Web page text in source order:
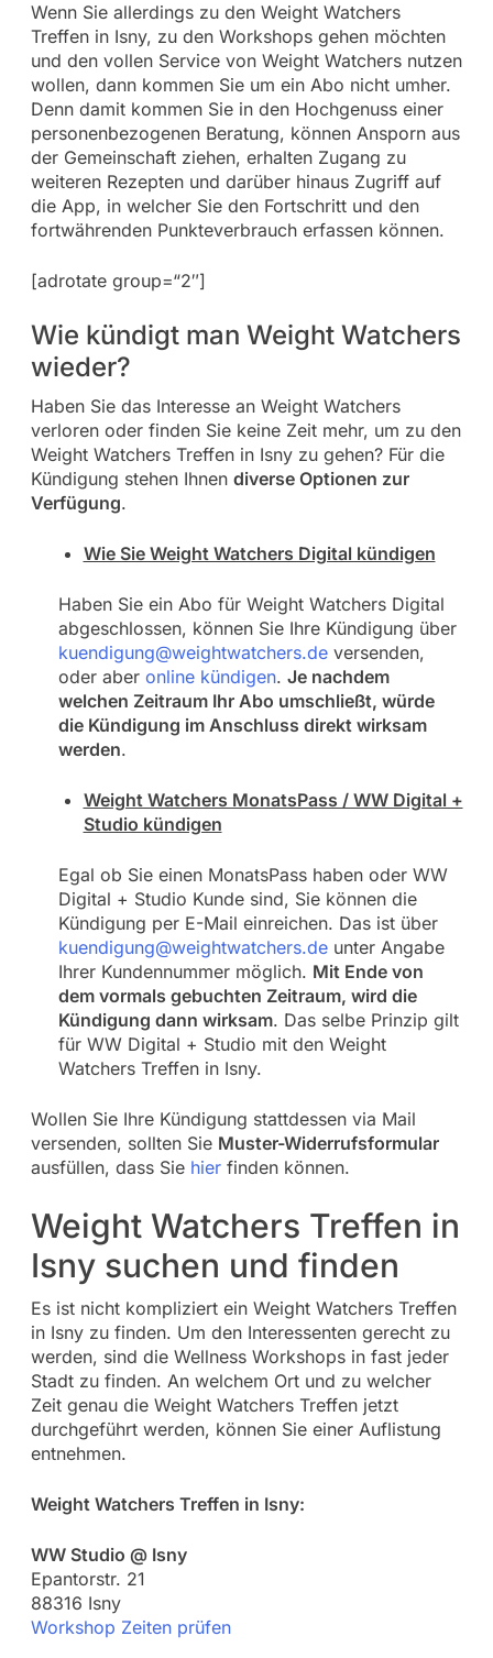
Wenn Sie allerdings zu den Weight Watchers
Treffen in Isny, zu den Workshops gehen möchten
und den vollen Service von Weight Watchers nutzen
wollen, dann kommen Sie um ein Abo nicht umher.
Denn damit kommen Sie in den Hochgenuss einer
personenbezogenen Beratung, können Ansporn aus
der Gemeinschaft ziehen, erhalten Zugang zu
weiteren Rezepten und darüber hinaus Zugriff auf
die App, in welcher Sie den Fortschritt und den
fortwährenden Punkteverbrauch erfassen können.
[adrotate group=“2″]
Wie kündigt man Weight Watchers
wieder?
Haben Sie das Interesse an Weight Watchers
verloren oder finden Sie keine Zeit mehr, um zu den
Weight Watchers Treffen in Isny zu gehen? Für die
Kündigung stehen Ihnen diverse Optionen zur
Verfügung.
Wie Sie Weight Watchers Digital kündigen
Haben Sie ein Abo für Weight Watchers Digital
abgeschlossen, können Sie Ihre Kündigung über
kuendigung@weightwatchers.deversenden,
oder aber online kündigen. Je nachdem
welchen Zeitraum Ihr Abo umschließt, würde
die Kündigung im Anschluss direkt wirksam
werden.
Weight Watchers MonatsPass / WW Digital +
Studio kündigen
Egal ob Sie einen MonatsPass haben oder WW
Digital + Studio Kunde sind, Sie können die
Kündigung per E-Mail einreichen. Das ist über
kuendigung@weightwatchers.deunter Angabe
Ihrer Kundennummer möglich. Mit Ende von
dem vormals gebuchten Zeitraum, wird die
Kündigung dann wirksam. Das selbe Prinzip gilt
für WW Digital + Studio mit den Weight
Watchers Treffen in Isny.
Wollen Sie Ihre Kündigung stattdessen via Mail
versenden, sollten Sie Muster-Widerrufsformular
ausfüllen, dass Sie hierfinden können.
Weight Watchers Treffen in
Isny suchen und finden
Es ist nicht kompliziert ein Weight Watchers Treffen
in Isny zu finden. Um den Interessenten gerecht zu
werden, sind die Wellness Workshops in fast jeder
Stadt zu finden. An welchem Ort und zu welcher
Zeit genau die Weight Watchers Treffen jetzt
durchgeführt werden, können Sie einer Auflistung
entnehmen.
Weight Watchers Treffen in Isny:
WW Studio @ Isny
Epantorstr. 21
88316 Isny
Workshop Zeiten prüfen